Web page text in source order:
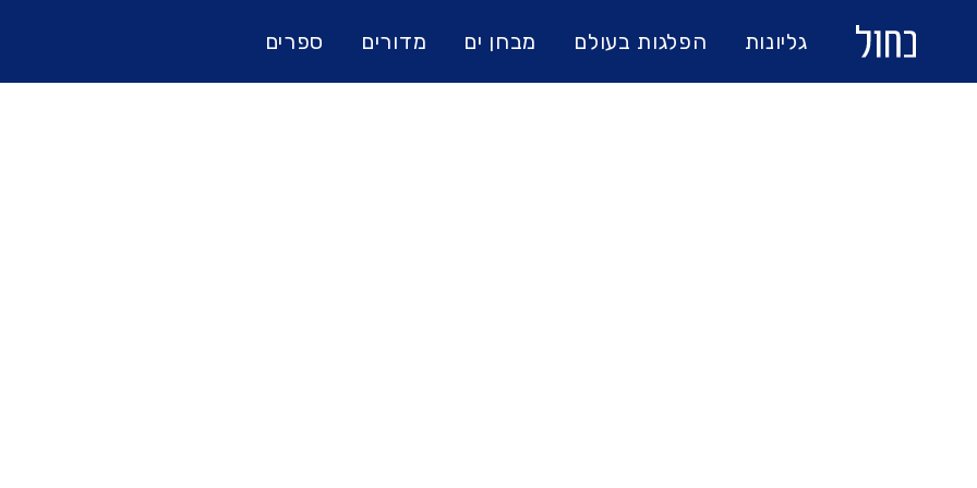
גליונות הפלגות בעולם מבחן ים מדורים ספרים